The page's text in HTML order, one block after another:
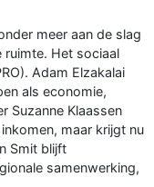
meer aan de slag
Het sociaal
Adam Elzakalai
als economie,
Suzanne Klaassen
maar krijgt nu
Smit blijft
samenwerking,